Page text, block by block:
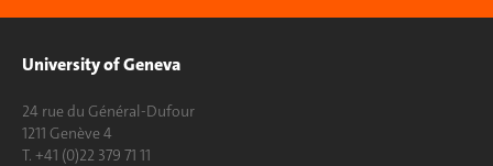
University of Geneva
24 rue du Général-Dufour
1211 Genève 4
T. +41 (0)22 379 71 11